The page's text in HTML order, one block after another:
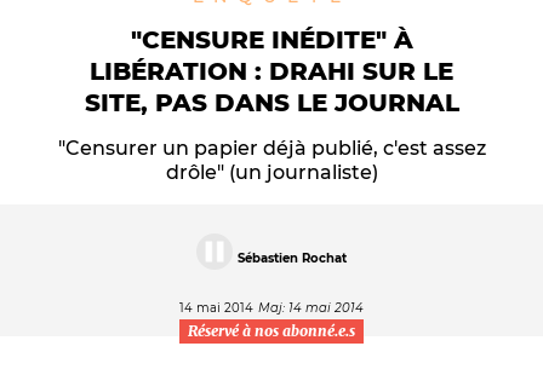
"CENSURE INÉDITE" À
LIBÉRATION : DRAHI SUR LE
SITE, PAS DANS LE JOURNAL
"Censurer un papier déjà publié, c'est assez
drôle" (un journaliste)
Sébastien Rochat
14 mai 2014 Maj: 14 mai 2014
Réservé à nos abonné.e.s